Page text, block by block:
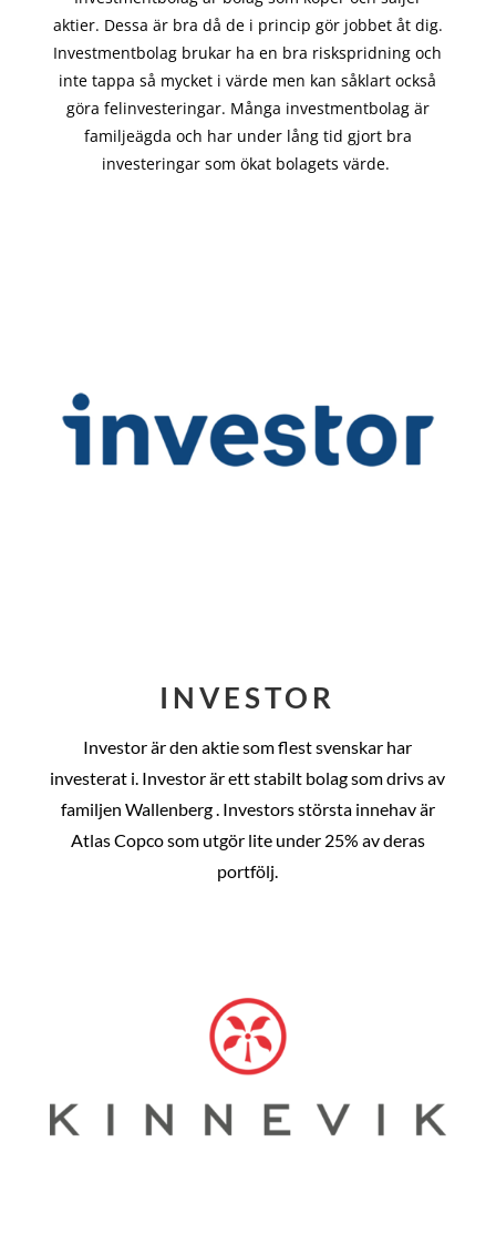
aktier. Dessa är bra då de i princip görjobbet åt dig.
Investmentbolag brukar ha en bra riskspridning och
inte tappa så mycket i värde men kan såklart också
göra felinvesteringar. Många investmentbolag är
familjeägda och har under lång tid gjort bra
investeringar som ökat bolagets värde.
INVESTOR
Investor är den aktie som flest svenskar har
investerat i. Investor är ett stabilt bolag som drivs av
familjen Wallenberg . Investors största innehav är
Atlas Copco som utgör lite under 25% av deras
portfölj.